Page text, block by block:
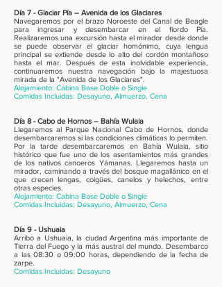
Día 7 - Glaciar Pía – Avenida de los Glaciares
Navegaremos por el brazo Noroeste del Canal de Beagle
para ingresar y desembarcar en el fiordo Pía.
Realizaremos una excursión hasta el mirador desde donde
se puede observar el glaciar homónimo, cuya lengua
principal se extiende desde lo alto del cordón montañoso
hasta el mar. Después de esta inolvidable experiencia,
continuaremos nuestra navegación bajo la majestuosa
mirada de la "Avenida de los Glaciares".
Alojamiento: Cabina Base Doble o Single
Comidas Incluidas: Desayuno, Almuerzo, Cena
Día 8 - Cabo de Hornos – Bahía Wulaia
Llegaremos al Parque Nacional Cabo de Hornos, donde
desembarcaremos si las condiciones climáticas lo permiten.
Por la tarde desembarcaremos en Bahía Wulaia, sitio
histórico que fue uno de los asentamientos más grandes
de los nativos canoeros Yámanas. Llegaremos hasta un
mirador, caminando a través del bosque magallánico en el
que crecen lengas, coigües, canelos y helechos, entre
otras especies.
Alojamiento: Cabina Base Doble o Single
Comidas Incluidas: Desayuno, Almuerzo, Cena
Día 9 - Ushuaia
Arribo a Ushuaia, la ciudad Argentina más importante de
Tierra del Fuego y la más austral del mundo. Desembarco
a las 08:30 o 09:00 horas, dependiendo de la fecha de
zarpe.
Comidas Incluidas: Desayuno